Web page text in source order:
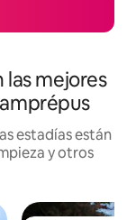
las mejores
estadías están
y otros